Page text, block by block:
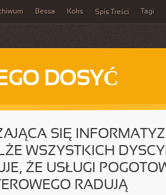
Bessa Koks Spis Treści Tagi
DOSYĆ
SIĘ
WSZYSTKICH
ŻE USŁUGI
RADUJĄ